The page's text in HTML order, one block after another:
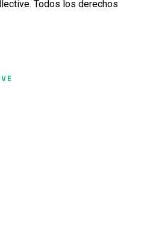
Todos los derechos